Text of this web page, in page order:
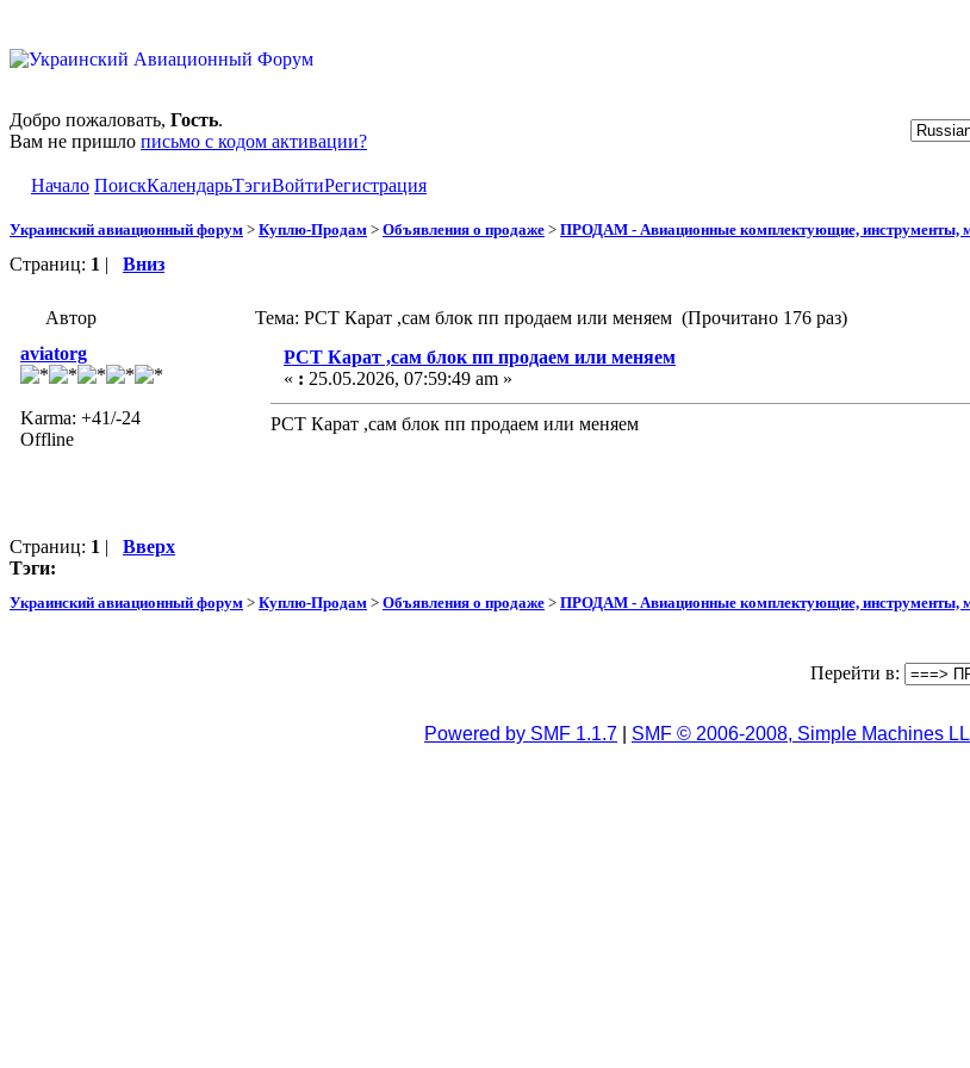
Добро пожаловать, Гость.
Вам не пришло письмо с кодом активации?
Начало ПоискКалендарьТэгиВойтиРегистрация
Украинский авиационный форум > Куплю-Продам > Объявления о продаже > ПРОДАМ - Авиационные комплектующие, инструменты,
Страниц: 1 | Вниз
Автор
Тема: РСТ Карат ,сам блок пп продаем или меняем (Прочитано 176 раз)
aviatorg
Karma: +41/-24
Offline
РСТ Карат ,сам блок пп продаем или меняем
« : 25.05.2026, 07:59:49 am »
РСТ Карат ,сам блок пп продаем или меняем
Страниц: 1 | Вверх
Тэги:
Украинский авиационный форум > Куплю-Продам > Объявления о продаже > ПРОДАМ - Авиационные комплектующие, инструменты,
Перейти в:
Powered by SMF 1.1.7 SMF © 2006-2008, Simple Machines